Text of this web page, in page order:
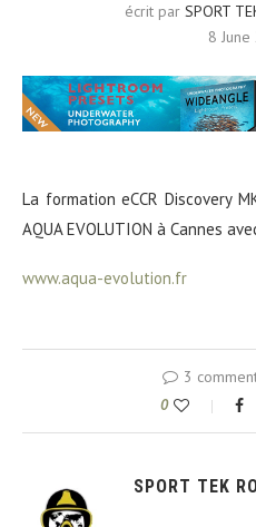
écrit par SPORT
8
La formation eCCR Discovery
AQUA EVOLUTION à Cannes
www.aqua-evolution.fr
3
0
SPORT TEK